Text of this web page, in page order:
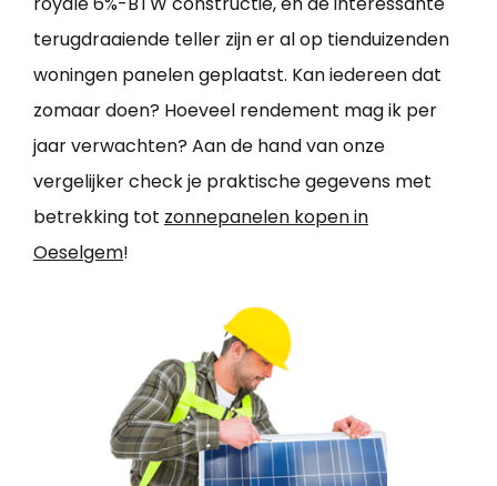
terugdraaiende teller zijn er al op tienduizenden
woningen panelen geplaatst. Kan iedereen dat
zomaar doen? Hoeveel rendement mag ik per
jaar verwachten? Aan de hand van onze
vergelijker check je praktische gegevens met
betrekking tot zonnepanelen kopen in
Oeselgem!